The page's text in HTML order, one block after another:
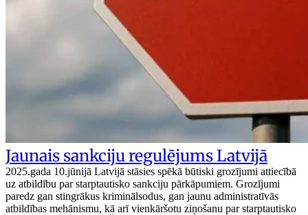
Jaunais sankciju regulējums Latvijā
2025.gada 10.jūnijā Latvijā stāsies spēkā būtiski grozījumi attiecībā
uz atbildību par starptautisko sankciju pārkāpumiem. Grozījumi
paredz gan stingrākus kriminālsodus, gan jaunu administratīvās
atbildības mehānismu, kā arī vienkāršotu ziņošanu par starptautisko